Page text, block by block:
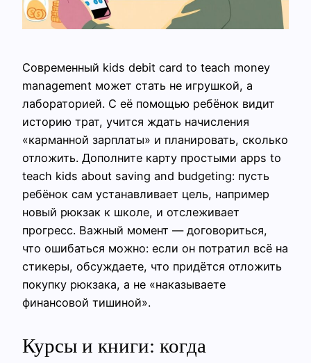
Современный kids debit card to teach money
management может стать не игрушкой, а
лабораторией. С её помощью ребёнок видит
историю трат, учится ждать начисления
«карманной зарплаты» и планировать, сколько
отложить. Дополните карту простыми apps to
teach kids about saving and budgeting: пусть
ребёнок сам устанавливает цель, например
новый рюкзак к школе, и отслеживает
прогресс. Важный момент — договориться,
что ошибаться можно: если он потратил всё на
стикеры, обсуждаете, что придётся отложить
покупку рюкзака, а не «наказываете
финансовой тишиной».
Курсы и книги: когда